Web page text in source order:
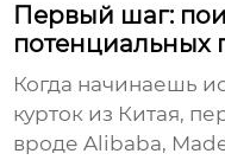
Первый шаг:
потенциальных
Когда начинаешь
курток из Китая,
вроде Alibaba,